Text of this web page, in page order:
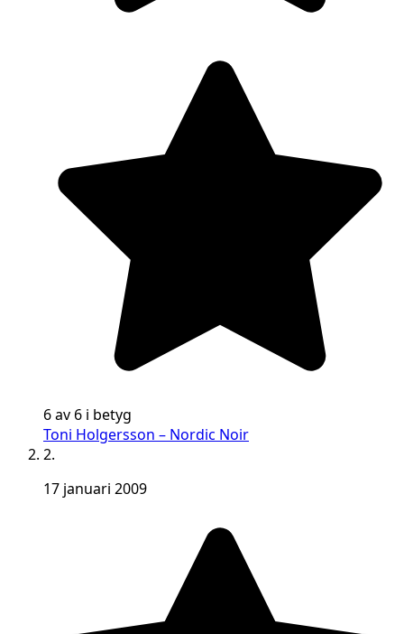
6 av 6 i betyg
Toni Holgersson – Nordic Noir
2.
17 januari 2009